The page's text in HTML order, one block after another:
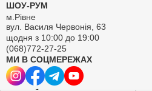
ШОУ-РУМ
м.Рівне
вул. Василя Червонія, 63
щодня з 10:00 до 19:00
(068)772-27-25
МИ В СОЦМЕРЕЖАХ